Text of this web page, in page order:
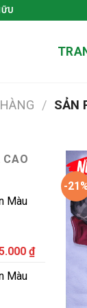
/ SẢN
Màu
₫Giá
Màu
-